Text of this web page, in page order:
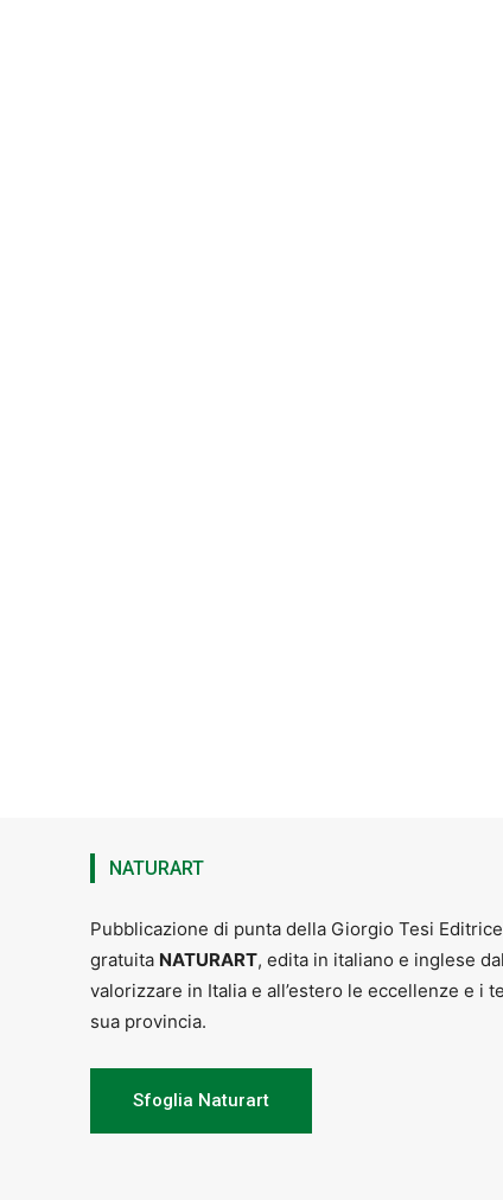
NATURART
Pubblicazione di punta della Giorgio Tesi
gratuita NATURART, edita in italiano e inglese
valorizzare in Italia e all’estero le eccellenze e i
sua provincia.
Sfoglia Naturart